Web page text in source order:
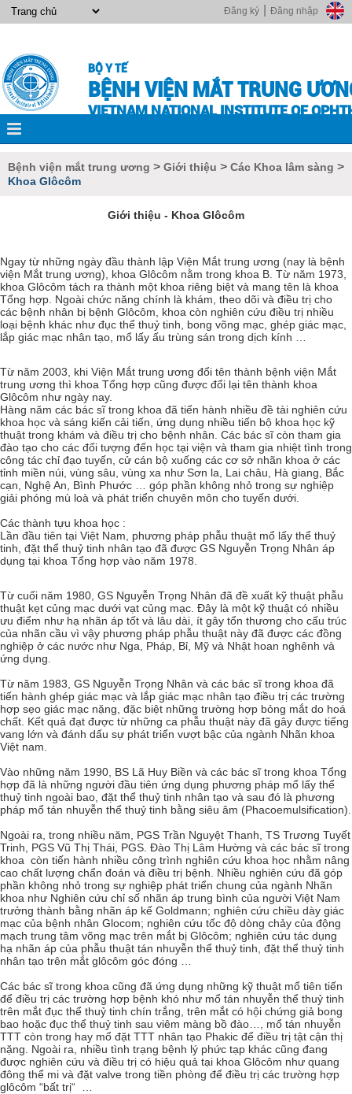
Đăng nhập
Đăng ký
BỘ Y TẾ
BỆNH VIỆN MẮT TRUNG
VIETNAM NATIONAL INSTITUTE OF
Bệnh viện mắt trung ương > Giới thiệu > Các Khoa lâm sàng >
Khoa Glôcôm
Giới thiệu - Khoa Glôcôm
Ngay từ những ngày đầu thành lập Viện Mắt trung ương (nay là bệnh
viện Mắt trung ương), khoa Glôcôm nằm trong khoa B. Từ năm 1973,
khoa Glôcôm tách ra thành một khoa riêng biệt và mang tên là khoa
Tổng hợp. Ngoài chức năng chính là khám, theo dõi và điều trị cho
các bệnh nhân bị bệnh Glôcôm, khoa còn nghiên cứu điều trị nhiều
loại bệnh khác như đục thể thuỷ tinh, bong võng mạc, ghép giác mạc,
lắp giác mạc nhân tạo, mổ lấy ấu trùng sán trong dịch kính …
Từ năm 2003, khi Viện Mắt trung ương đổi tên thành bệnh viện Mắt
trung ương thì khoa Tổng hợp cũng được đổi lại tên thành khoa
Glôcôm như ngày nay.
Hàng năm các bác sĩ trong khoa đã tiến hành nhiều đề tài nghiên cứu
khoa học và sáng kiến cải tiến, ứng dụng nhiều tiến bộ khoa học kỹ
thuật trong khám và điều trị cho bệnh nhân. Các bác sĩ còn tham gia
đào tạo cho các đối tượng đến học tại viện và tham gia nhiệt tình trong
công tác chỉ đạo tuyến, cử cán bộ xuống các cơ sở nhãn khoa ở các
tỉnh miền núi, vùng sâu, vùng xa như Sơn la, Lai châu, Hà giang, Bắc
cạn, Nghệ An, Bình Phước … góp phần không nhỏ trong sự nghiệp
giải phóng mù loà và phát triển chuyên môn cho tuyến dưới.
Các thành tựu khoa học :
Lần đầu tiên tại Việt Nam, phương pháp phẫu thuật mổ lấy thể thuỷ
tinh, đặt thể thuỷ tinh nhân tạo đã được GS Nguyễn Trọng Nhân áp
dụng tại khoa Tổng hợp vào năm 1978.
Từ cuối năm 1980, GS Nguyễn Trọng Nhân đã đề xuất kỹ thuật phẫu
thuật kẹt củng mạc dưới vạt củng mạc. Đây là một kỹ thuật có nhiều
ưu điểm như hạ nhãn áp tốt và lâu dài, ít gây tổn thương cho cấu trúc
của nhãn cầu vì vậy phương pháp phẫu thuật này đã được các đồng
nghiệp ở các nước như Nga, Pháp, Bỉ, Mỹ và Nhật hoan nghênh và
ứng dụng.
Từ năm 1983, GS Nguyễn Trọng Nhân và các bác sĩ trong khoa đã
tiến hành ghép giác mạc và lắp giác mạc nhân tạo điều trị các trường
hợp sẹo giác mạc nặng, đặc biệt những trường hợp bỏng mắt do hoá
chất. Kết quả đạt được từ những ca phẫu thuật này đã gây được tiếng
vang lớn và đánh dấu sự phát triển vượt bậc của ngành Nhãn khoa
Việt nam.
Vào những năm 1990, BS Lã Huy Biền và các bác sĩ trong khoa Tổng
hợp đã là những người đầu tiên ứng dụng phương pháp mổ lấy thể
thuỷ tinh ngoài bao, đặt thể thuỷ tinh nhân tạo và sau đó là phương
pháp mổ tán nhuyễn thể thuỷ tinh bằng siêu âm (Phacoemulsification).
Ngoài ra, trong nhiều năm, PGS Trần Nguyệt Thanh, TS Trương Tuyết
Trinh, PGS Vũ Thị Thái, PGS. Đào Thị Lâm Hường và các bác sĩ trong
khoa còn tiến hành nhiều công trình nghiên cứu khoa học nhằm nâng
cao chất lượng chẩn đoán và điều trị bệnh. Nhiều nghiên cứu đã góp
phần không nhỏ trong sự nghiệp phát triển chung của ngành Nhãn
khoa như Nghiên cứu chỉ số nhãn áp trung bình của người Việt Nam
trưởng thành bằng nhãn áp kế Goldmann; nghiên cứu chiều dày giác
mạc của bệnh nhân Glocom; nghiên cứu tốc độ dòng chảy của động
mạch trung tâm võng mạc trên mắt bị Glôcôm; nghiên cứu tác dụng
hạ nhãn áp của phẫu thuật tán nhuyễn thể thuỷ tinh, đặt thể thuỷ tinh
nhân tạo trên mắt glôcôm góc đóng …
Các bác sĩ trong khoa cũng đã ứng dụng những kỹ thuật mổ tiên tiến
để điều trị các trường hợp bệnh khó như mổ tán nhuyễn thể thuỷ tinh
trên mắt đục thể thuỷ tinh chín trắng, trên mắt có hội chứng giả bong
bao hoặc đục thể thuỷ tinh sau viêm màng bồ đào…, mổ tán nhuyễn
TTT còn trong hay mổ đặt TTT nhân tạo Phakic để điều trị tật cận thị
nặng. Ngoài ra, nhiều tình trạng bệnh lý phức tạp khác cũng đang
được nghiên cứu và điều trị có hiệu quả tại khoa Glôcôm như quang
đông thể mi và đặt valve trong tiền phòng để điều trị các trường hợp
glôcôm “bất trị“ …